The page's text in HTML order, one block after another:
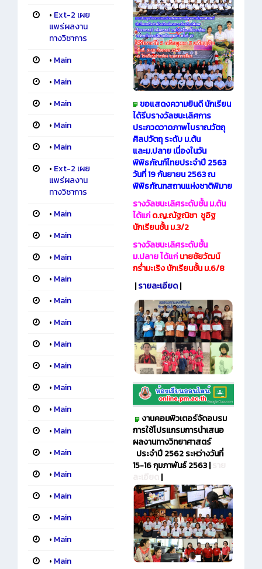
• Ext-2 เผย
แพร่ผลงาน
ทางวิชาการ
• Main
• Main
• Main
• Main
• Main
• Ext-2 เผย
แพร่ผลงาน
ทางวิชาการ
• Main
• Main
• Main
• Main
• Main
• Main
• Main
• Main
• Main
• Main
• Main
• Main
• Main
• Main
• Main
• Main
• Main
ขอแสดงความยินดี นักเรียน
ได้รีบรางวัลชนะเลิศการ
ประกวดวาดภาพโบราณวัตถุ
ศิลปวัตถุ ระดับ ม.ต้น
และม.ปลาย เนื่องในวัน
พิพิธภัณฑ์ไทยประจำปี 2563
วันที่ 19 กันยายน 2563 ณ
พิพิธภัณฑสถานแห่งชาติพิมาย
รางวัลชนะเลิศระดับชั้น ม.ต้น
ได้แก่ด.ญ.ณัฐณิชา ชูอิฐ
นักเรียนชั้น ม.3/2
รางวัลชนะเลิศระดับชั้น
ม.ปลาย ได้แก่นายชัยวัฒน์
กร่ำมะเริง นักเรียนชั้น ม.6/8
|รายละเอียด|
งานคอมพิวเตอร์จัดอบรม
การใช้โปรแกรมการนำเสนอ
ผลงานทางวิทยาศาสตร์
ประจำปี 2562 ระหว่างวันที่
15-16 กุมภาพันธ์ 2563 |
|